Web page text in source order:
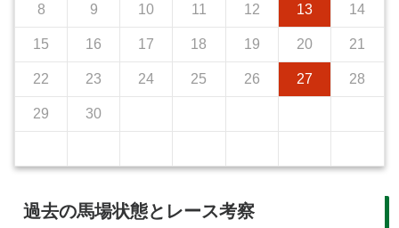
8 9 10 11 12 13 14
15 16 17 18 19 20 21
22 23 24 25 26 27 28
29 30
過去の馬場状態とレース考察